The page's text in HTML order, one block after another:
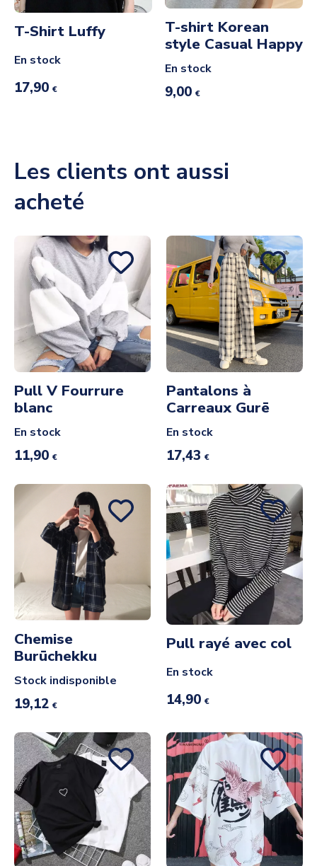
T-Shirt Luffy
En stock
17,90 €
T-shirt Korean
style Casual Happy
En stock
9,00 €
Les clients ont aussi
acheté
Pull V Fourrure
blanc
En stock
11,90 €
Pantalons à
Carreaux Gurē
En stock
17,43 €
Chemise
Burūchekku
Stock indisponible
19,12 €
Pull rayé avec col
En stock
14,90 €